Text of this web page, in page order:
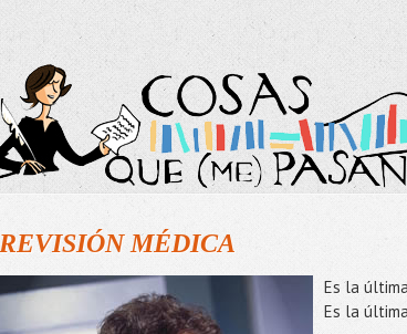
REVISIÓN MÉDICA
Es la
Es la